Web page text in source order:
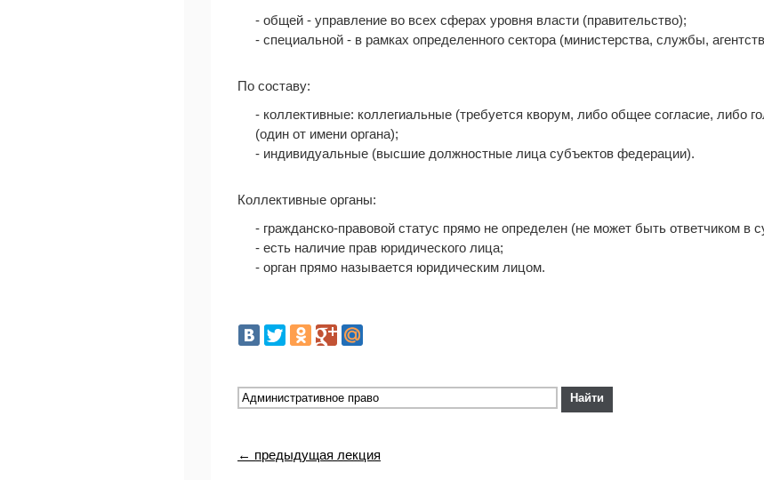
- общей - управление во всех сферах уровня власти (правительство);
- специальной - в рамках определенного сектора (министерства, службы,
По составу:
- коллективные: коллегиальные (требуется кворум, либо общее согласие, либо
(один от имени органа);
- индивидуальные (высшие должностные лица субъектов федерации).
Коллективные органы:
- гражданско-правовой статус прямо не определен (не может быть ответчиком в
- есть наличие прав юридического лица;
- орган прямо называется юридическим лицом.
← предыдущая лекция